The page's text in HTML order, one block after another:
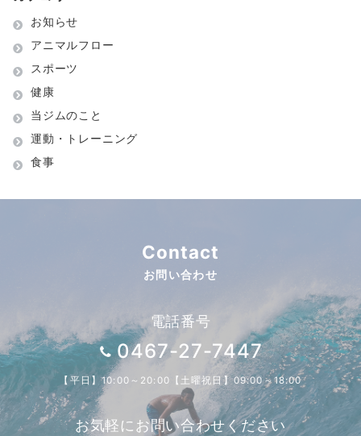
お知らせ
アニマルフロー
スポーツ
健康
当ジムのこと
運動・トレーニング
食事
Contact
お問い合わせ
電話番号
0467-27-7447
【平日】10:00～20:00【土曜祝日】09:00～18:00
お気軽にお問い合わせください